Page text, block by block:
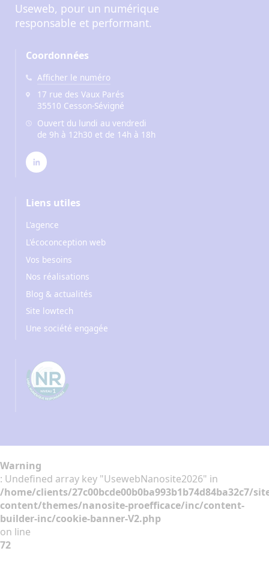
Useweb, pour un numérique
responsable et performant.
Coordonnées
Afficher le numéro
17 rue des Vaux Parés
35510 Cesson-Sévigné
Ouvert du lundi au vendredi
de 9h à 12h30 et de 14h à 18h
Liens utiles
L'agence
L'écoconception web
Vos besoins
Nos réalisations
Blog & actualités
Site lowtech
Une société engagée
Warning
: Undefined array key "UsewebNanosite2026" in
/home/clients/27c00bcde00b0ba993b1b74d84ba32c7/
content/themes/nanosite-proefficace/inc/content-
builder-inc/cookie-banner-V2.php
on line
72